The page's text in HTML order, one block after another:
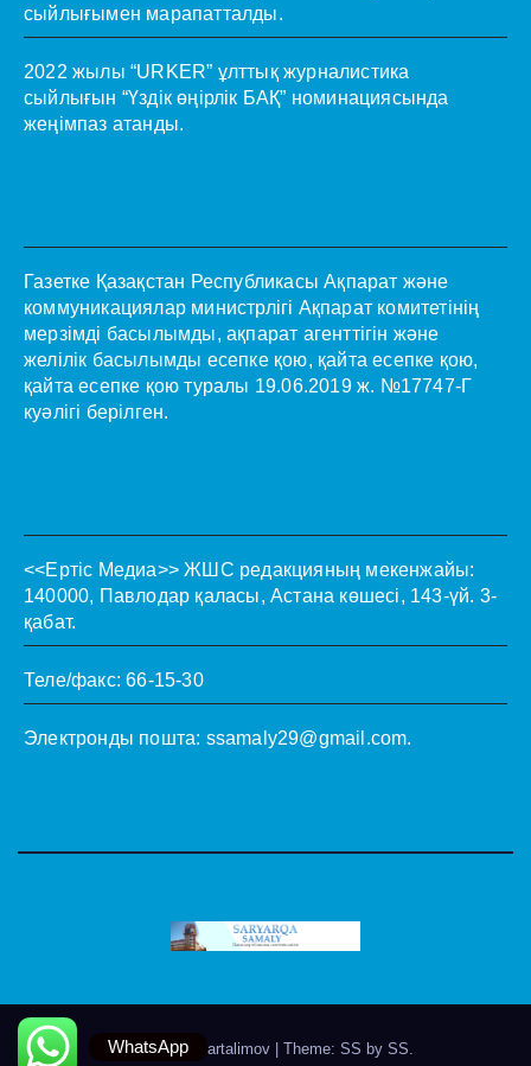
сыйлығымен марапатталды.
2022 жылы “URKER” ұлттық журналистика
сыйлығын “Үздік өңірлік БАҚ” номинациясында
жеңімпаз атанды.
Газетке Қазақстан Республикасы Ақпарат және
коммуникациялар министрлігі Ақпарат комитетінің
мерзімді басылымды, ақпарат агенттігін және
желілік басылымды есепке қою, қайта есепке қою,
қайта есепке қою туралы 19.06.2019 ж. №17747-Г
куәлігі берілген.
<<Ертіс Медиа>> ЖШС редакцияның мекенжайы:
140000, Павлодар қаласы, Астана көшесі, 143-үй. 3-
қабат.
Теле/факс: 66-15-30
Электронды пошта: ssamaly29@gmail.com.
Theme by @artalimov Theme: SS by SS
WhatsApp